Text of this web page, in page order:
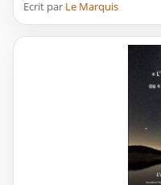
Ecrit par Le Marquis